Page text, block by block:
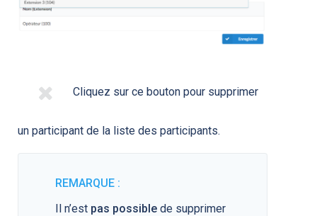
Cliquez sur ce bouton pour supprimer
un participant de la liste des participants.
REMARQUE :
Il n’est pas possible de supprimer